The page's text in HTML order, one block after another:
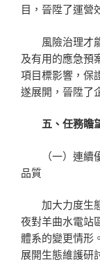
目，晉陞了運營
風險治理才
及有用的應急預
項目標影響，保
遂展開，晉陞了
五、任務瞻
（一）連
品質
加大力度生
夜對羊曲水電站
體系的變更情形
展開生態維護研